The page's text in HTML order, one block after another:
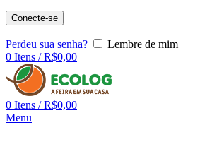
Conecte-se
Perdeu sua senha?
Lembre de mim
0 Itens / R$0,00
0 Itens / R$0,00
Menu